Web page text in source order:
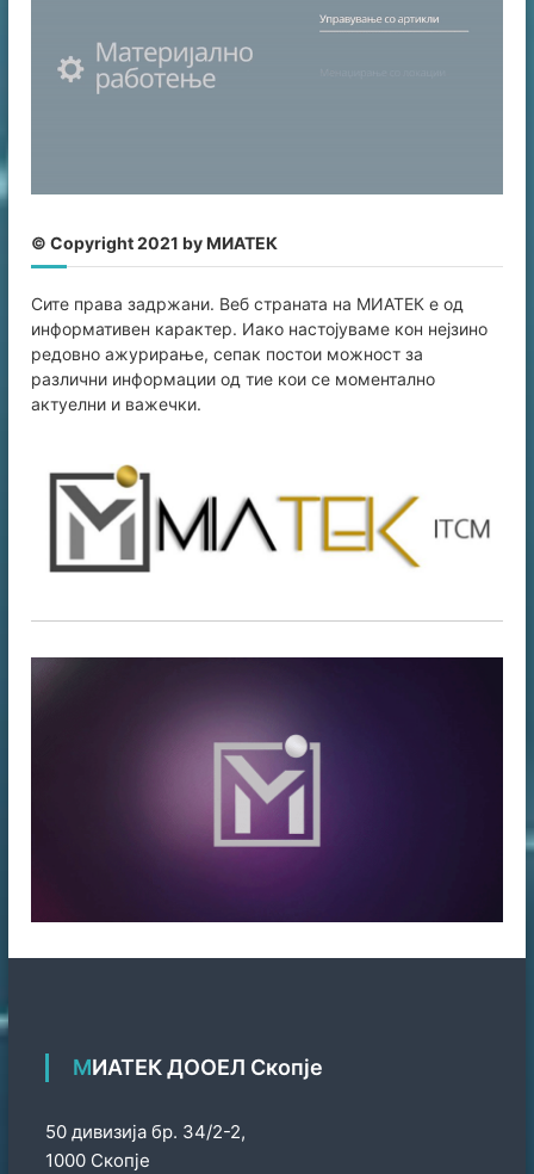
© Copyright 2021 by МИАТЕК
Сите права задржани. Веб страната на МИАТЕК е од
информативен карaктер. Иако настојуваме кон нејзино
редовно ажурирање, сепак постои можност за
различни информации од тие кои се моментално
актуелни и важечки.
МИАТЕК ДООЕЛ Скопје
50 дивизија бр. 34/2-2,
1000 Скопје